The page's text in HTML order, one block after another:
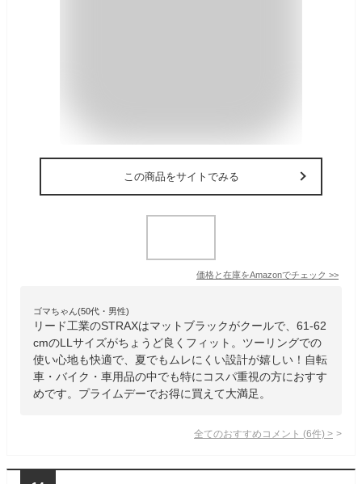
この商品をサイトでみる
価格と在庫をAmazonでチェック >>
ゴマちゃん(50代・男性)
リード工業のSTRAXはマットブラックがクールで、61-62
cmのLLサイズがちょうど良くフィット。ツーリングでの
使い心地も快適で、夏でもムレにくい設計が嬉しい！自転
車・バイク・車用品の中でも特にコスパ重視の方におすす
めです。プライムデーでお得に買えて大満足。
全てのおすすめコメント (6件) >